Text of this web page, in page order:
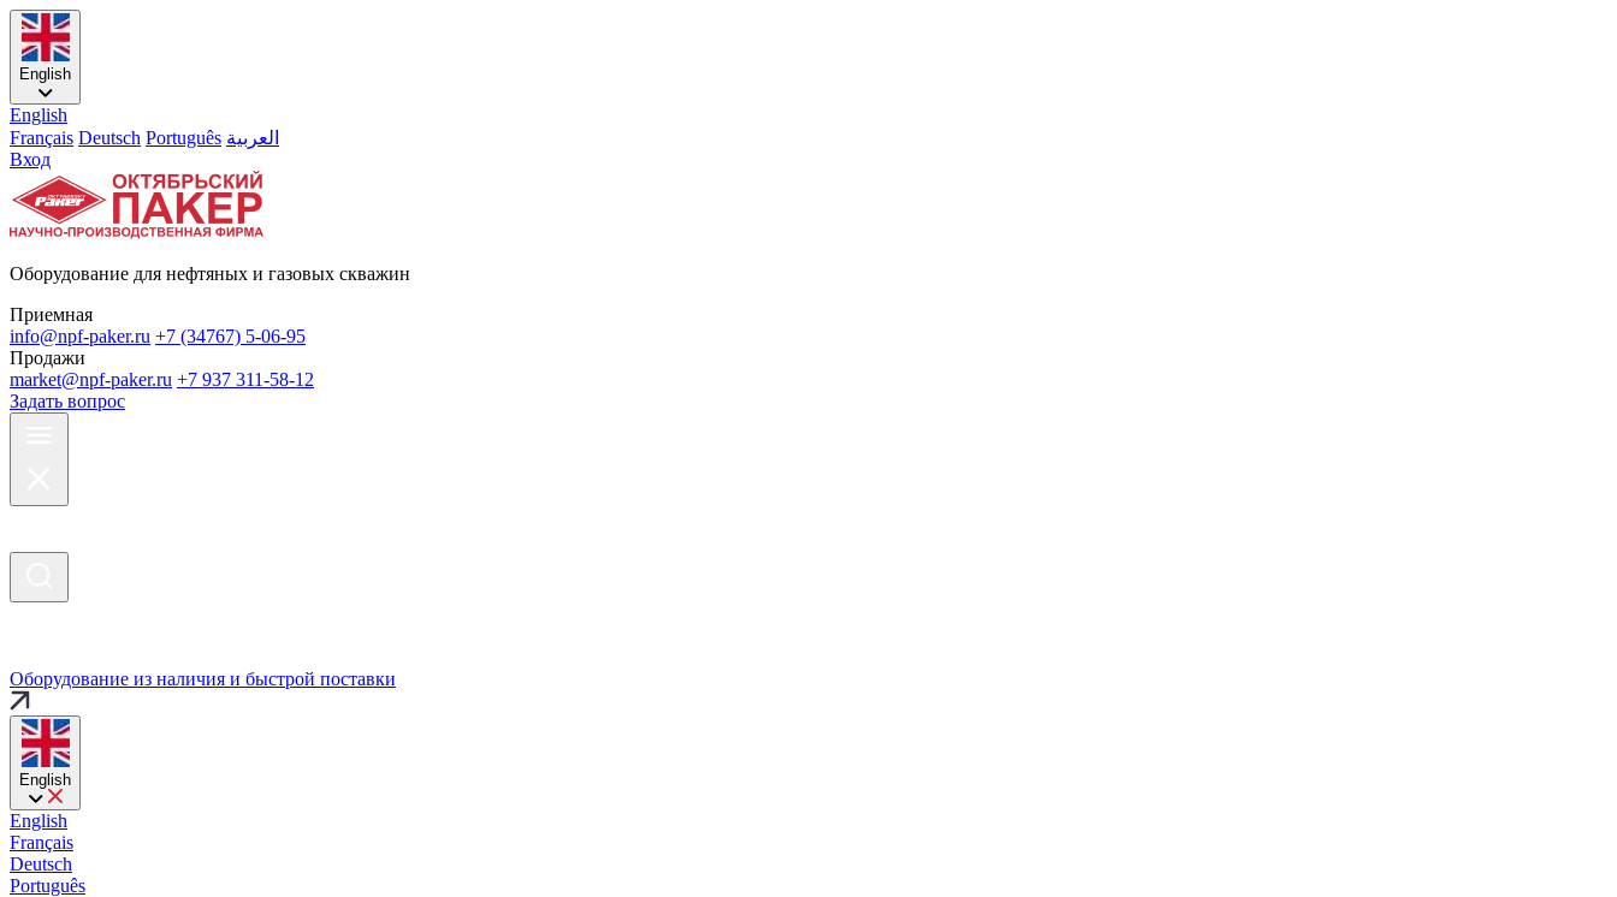
English
English
Français Deutsch Português العربية
Вход
Оборудование для нефтяных и газовых скважин
Приемная
info@npf-paker.ru +7 (34767) 5-06-95
Продажи
market@npf-paker.ru +7 937 311-58-12
Задать вопрос
Оборудование из наличия и быстрой поставки
English
English
Français
Deutsch
Português